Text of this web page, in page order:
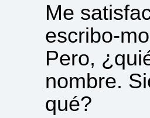
Me
escribo-
Pero,
nombre.
qué?